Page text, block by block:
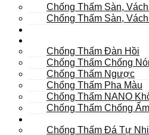
Chống Thấm Sàn,
Chống Thấm Sàn,
Chống Thấm Đàn Hồi
Chống Thấm Chống
Chống Thấm Ngược
Chống Thấm Pha Màu
Chống Thấm NANO
Chống Thấm Chống
Chống Thấm Đá Tự